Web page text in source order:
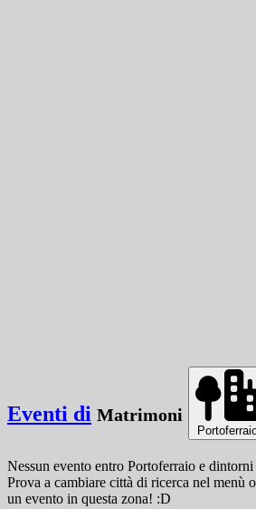
Eventi di Matrimoni
Nessun evento entro Portoferraio e dintorni
Prova a cambiare città di ricerca nel menù
un evento in questa zona! :D